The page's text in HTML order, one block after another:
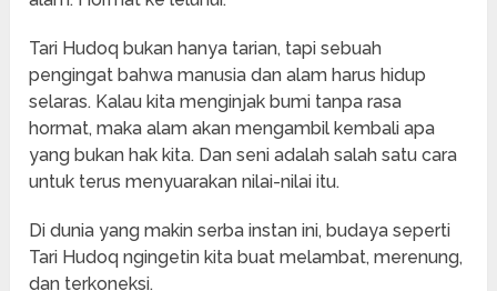
Tari Hudoq bukan hanya tarian, tapi sebuah
pengingat bahwa manusia dan alam harus hidup
selaras. Kalau kita menginjak bumi tanpa rasa
hormat, maka alam akan mengambil kembali apa
yang bukan hak kita. Dan seni adalah salah satu cara
untuk terus menyuarakan nilai-nilai itu.
Di dunia yang makin serba instan ini, budaya seperti
Tari Hudoq ngingetin kita buat melambat, merenung,
dan terkoneksi.